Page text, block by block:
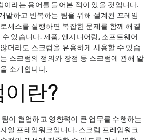
이라는 용어를 들어본 적이 있을 것입니다.
발하고 반복하는 팀을 위해 설계된 프레임
세스를 실행하면 복잡한 문제를 함께 해결
있습니다. 제품, 엔지니어링, 소프트웨어
더라도 스크럼을 유용하게 사용할 수 있습
스크럼의 정의와 장점 등 스크럼에 관해 알
소개합니다.
이란?
이 협업하고 영향력이 큰 업무를 수행하는
일 프레임워크입니다. 스크럼 프레임워크